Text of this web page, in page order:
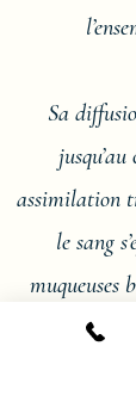
Sa
assimilation
le sang
muqueuses
l’estomac et